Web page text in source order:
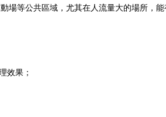
場等公共區域，尤其在人流量大的場所，
效果；